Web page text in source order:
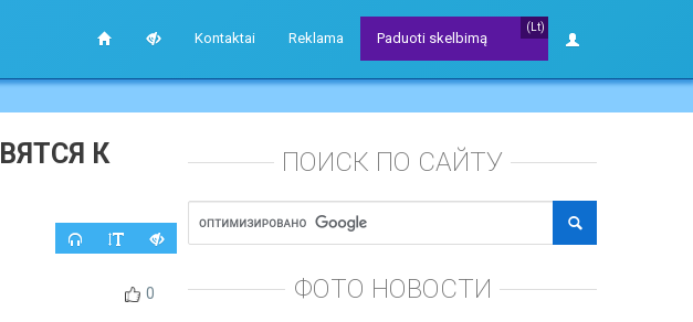
Kontaktai Reklama
(Lt)
Paduoti skelbimą
К
0
ПОИСК ПО САЙТУ
ФОТО НОВОСТИ